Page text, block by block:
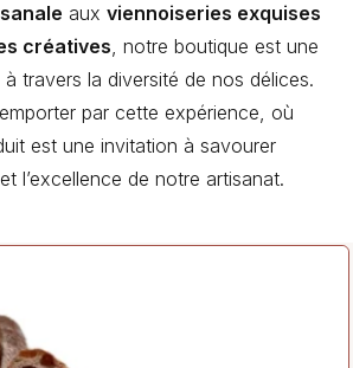
aux viennoiseries exquises
créatives, notre boutique est une
travers la diversité de nos délices.
par cette expérience, où
est une invitation à savourer
l’excellence de notre artisanat.